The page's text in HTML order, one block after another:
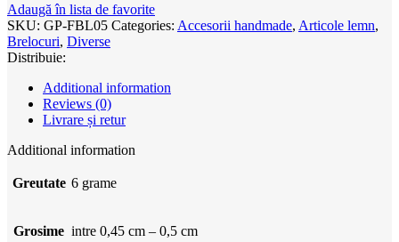
Adaugă în lista de favorite
SKU: GP-FBL05 Categories: Accesorii handmade, Articole lemn,
Brelocuri, Diverse
Distribuie:
Additional information
Reviews (0)
Livrare și retur
Additional information
Greutate 6 grame
Grosime intre 0,45 cm – 0,5 cm